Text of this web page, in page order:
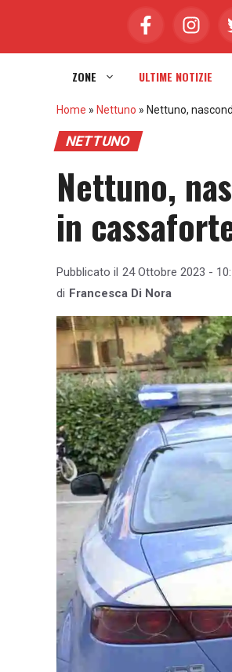
ZONE ULTIME NOTIZIE
Home » Nettuno » Nettuno,
NETTUNO
Nettuno,
in
Pubblicato il 24 Ottobre 2023 -
di Francesca Di Nora